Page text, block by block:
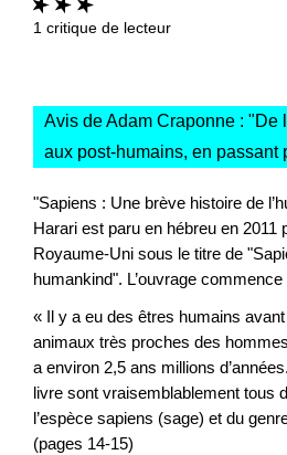
1 critique de lecteur
Avis de Adam Craponne : "De
aux post-humains, en passant
"Sapiens : Une brève histoire de
Harari est paru en hébreu en 2011
Royaume-Uni sous le titre de
humankind". L’ouvrage
« Il y a eu des êtres humains avant
animaux très proches des
a environ 2,5 ans millions
livre sont vraisemblablement tous
l’espèce sapiens (sage) et du
(pages 14-15)